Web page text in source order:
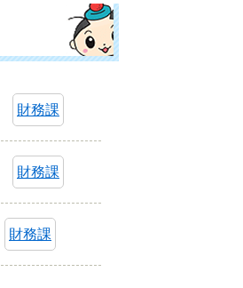
財務課
財務課
財務課